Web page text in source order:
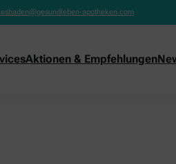
apotheken.com
Aktionen & Empfehlungen